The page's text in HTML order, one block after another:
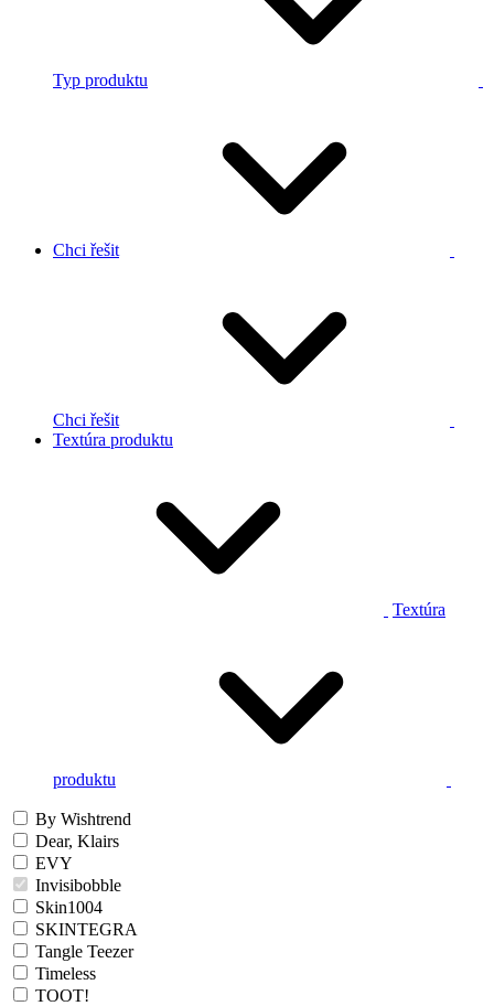
Typ produktu
Chci řešit
Chci řešit
Textúra produktu
Textúra
produktu
By Wishtrend
Dear, Klairs
EVY
Invisibobble
Skin1004
SKINTEGRA
Tangle Teezer
Timeless
TOOT!